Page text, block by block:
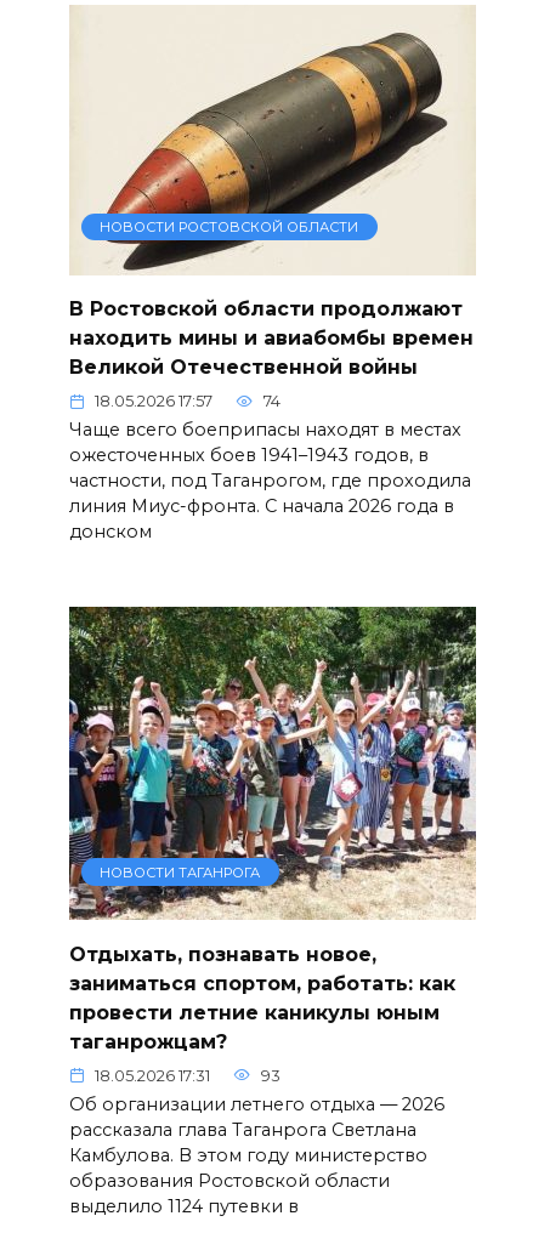
НОВОСТИ РОСТОВСКОЙ ОБЛАСТИ
В Ростовской области продолжают
находить мины и авиабомбы времен
Великой Отечественной войны
18.05.2026 17:57 74
Чаще всего боеприпасы находят в местах
ожесточенных боев 1941–1943 годов, в
частности, под Таганрогом, где проходила
линия Миус-фронта. С начала 2026 года в
донском
НОВОСТИ ТАГАНРОГА
Отдыхать, познавать новое,
заниматься спортом, работать: как
провести летние каникулы юным
таганрожцам?
18.05.2026 17:31 93
Об организации летнего отдыха — 2026
рассказала глава Таганрога Светлана
Камбулова. В этом году министерство
образования Ростовской области
выделило 1124 путевки в